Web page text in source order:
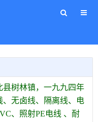
树林镇，一九九四年
无卤线、隔离线、电
、照射PE电线 、耐